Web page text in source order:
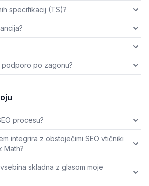
specifikacij (TS)?
po zagonu?
procesu?
integrira z obstoječimi SEO vtičniki
Math?
skladna z glasom moje